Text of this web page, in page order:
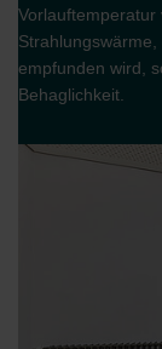
Vorlauftemperatur
empfunden wird,
Behaglichkeit.